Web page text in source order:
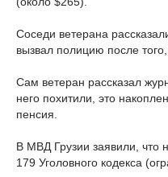
Соседи ветерана
вызвал полицию после того,
Сам ветеран рассказал
него похитили, это
пенсия.
В МВД Грузии заявили, что
179 Уголовного кодекса